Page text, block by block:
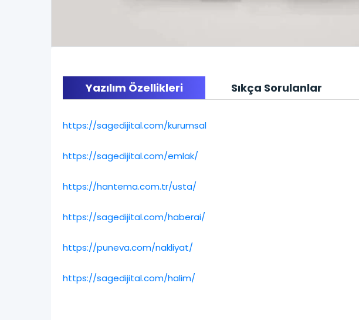
Yazılım Özellikleri Sıkça Sorulanlar
https://sagedijital.com/kurumsal
https://sagedijital.com/emlak/
https://hantema.com.tr/usta/
https://sagedijital.com/haberai/
https://puneva.com/nakliyat/
https://sagedijital.com/halim/